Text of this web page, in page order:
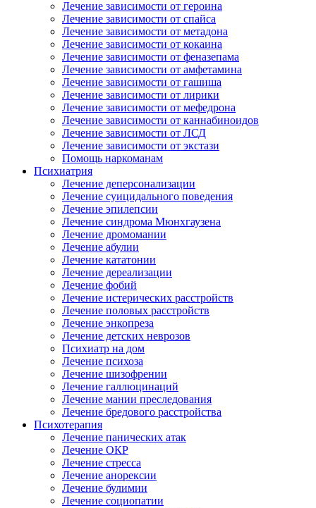
Лечение зависимости от героина
Лечение зависимости от спайса
Лечение зависимости от метадона
Лечение зависимости от кокаина
Лечение зависимости от феназепама
Лечение зависимости от амфетамина
Лечение зависимости от гашиша
Лечение зависимости от лирики
Лечение зависимости от мефедрона
Лечение зависимости от каннабиноидов
Лечение зависимости от ЛСД
Лечение зависимости от экстази
Помощь наркоманам
Психиатрия
Лечение деперсонализации
Лечение суицидального поведения
Лечение эпилепсии
Лечение синдрома Мюнхгаузена
Лечение дромомании
Лечение абулии
Лечение кататонии
Лечение дереализации
Лечение фобий
Лечение истерических расстройств
Лечение половых расстройств
Лечение энкопреза
Лечение детских неврозов
Психиатр на дом
Лечение психоза
Лечение шизофрении
Лечение галлюцинаций
Лечение мании преследования
Лечение бредового расстройства
Психотерапия
Лечение панических атак
Лечение ОКР
Лечение стресса
Лечение анорексии
Лечение булимии
Лечение социопатии